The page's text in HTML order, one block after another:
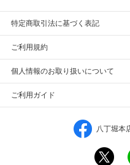
特定商取引法に基づく表記
ご利用規約
個人情報のお取り扱いについて
ご利用ガイド
八丁堀本